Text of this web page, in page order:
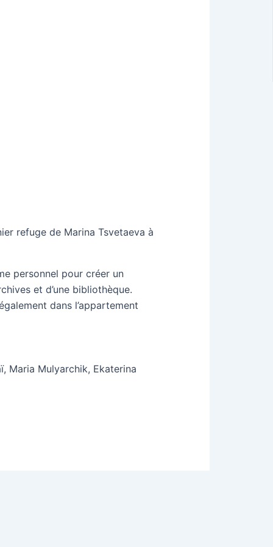
refuge de Marina Tsvetaeva à
personnel pour créer un
et d’une bibliothèque.
dans l’appartement
Maria Mulyarchik, Ekaterina